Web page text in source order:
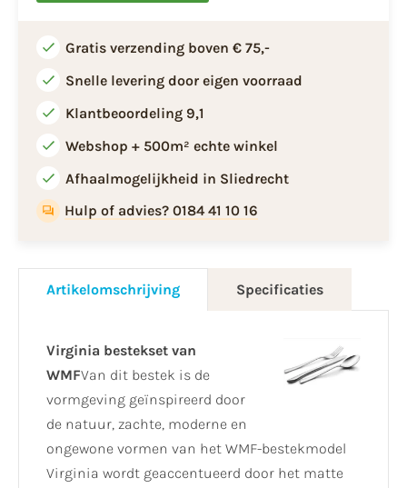
Gratis verzending boven € 75,-
Snelle levering door eigen voorraad
Klantbeoordeling 9,1
Webshop + 500m² echte winkel
Afhaalmogelijkheid in Sliedrecht
Hulp of advies? 0184 41 10 16
Artikelomschrijving Specificaties
Virginia bestekset van
WMFVan dit bestek is de
vormgeving geïnspireerd door
de natuur, zachte, moderne en
ongewone vormen van het WMF-bestekmodel
Virginia wordt geaccentueerd door het matte